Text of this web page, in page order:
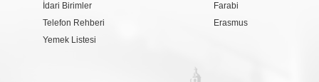
İdari Birimler
Telefon Rehberi
Yemek Listesi
Farabi
Erasmus